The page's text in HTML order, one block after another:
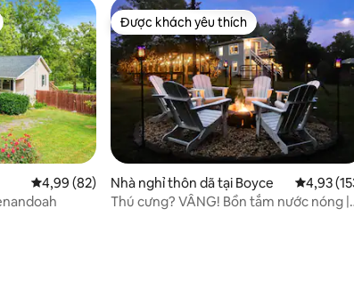
Xếp hạng trung bình 4,99/5, 82 đánh giá
4,99 (82)
Được khách yêu thích
Được khách yêu thích
Nhà nghỉ thôn dã tại Boyce Xếp4,93
Thú cưng? VÂNG! Bồn tắm nước nóng |